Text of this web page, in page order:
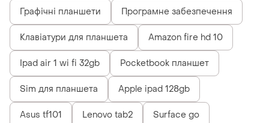
Графічні планшети Програмне забезпечення
Клавіатури для планшета Amazon fire hd 10
Ipad air 1 wi fi 32gb Pocketbook планшет
Sim для планшета Apple ipad 128gb
Asus tf101 Lenovo tab2 Surface go